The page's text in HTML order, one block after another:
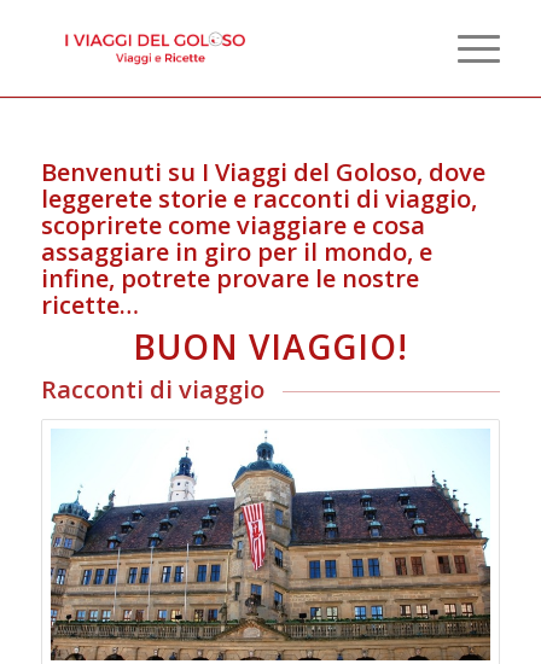
Benvenuti su I Viaggi del Goloso, dove
leggerete storie e racconti di viaggio,
scoprirete come viaggiare e cosa
assaggiare in giro per il mondo, e
infine, potrete provare le nostre
ricette…
BUON VIAGGIO!
Racconti di viaggio